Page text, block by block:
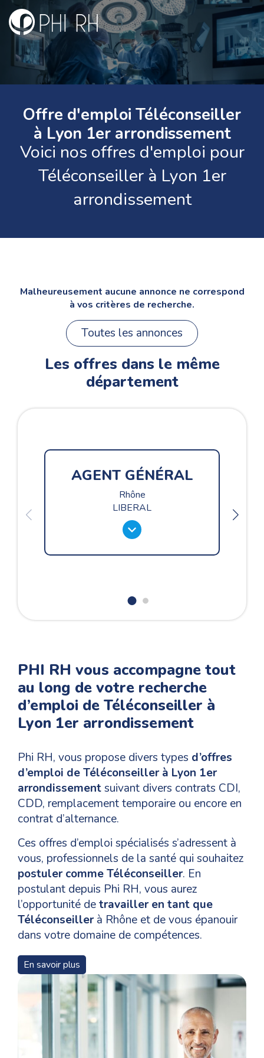
Offre d'emploi Téléconseiller
à Lyon 1er arrondissement
Voici nos offres d'emploi pour
Téléconseiller à Lyon 1er
arrondissement
Malheureusement aucune annonce ne correspond
à vos critères de recherche.
Toutes les annonces
Les offres dans le même
département
AGENT GÉNÉRAL
Rhône
LIBERAL
PHI RH vous accompagne tout
au long de votre recherche
d’emploi de Téléconseiller à
Lyon 1er arrondissement
Phi RH, vous propose divers types d’offres
d’emploi de Téléconseiller à Lyon 1er
arrondissementsuivant divers contrats CDI,
CDD, remplacement temporaire ou encore en
contrat d’alternance.
Ces offres d’emploi spécialisés s’adressent à
vous, professionnels de la santé qui souhaitez
postuler comme Téléconseiller. En
postulant depuis Phi RH, vous aurez
l’opportunité detravailler en tant que
Téléconseiller à Rhône et de vous épanouir
dans votre domaine de compétences.
Pour unrecrutement en tant que
Téléconseillerà Lyon 1er arrondissement,
les niveaux de formation, les qualifications et
les compétences nécessaires pour les
candidats varient en fonction des postes et
Phi RH vous accompagne tout au long de
votre parcours de votre candidature à
En savoir plus